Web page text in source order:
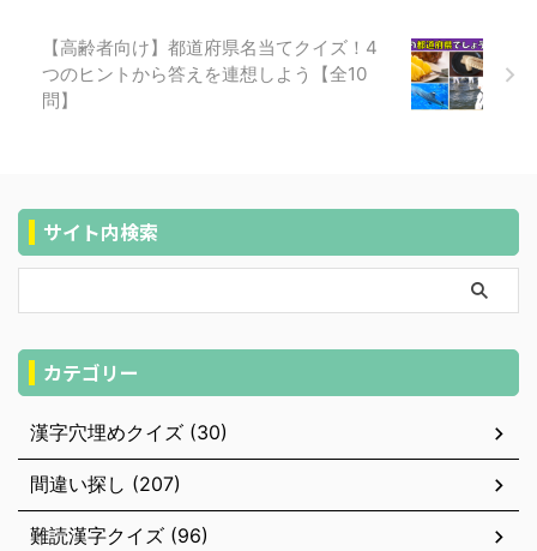
【高齢者向け】都道府県名当てクイズ！4
つのヒントから答えを連想しよう【全10
問】
サイト内検索
カテゴリー
漢字穴埋めクイズ (30)
間違い探し (207)
難読漢字クイズ (96)